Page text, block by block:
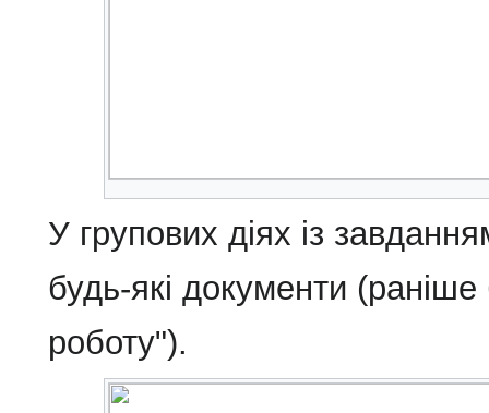
У групових діях із
будь-які документи
роботу").